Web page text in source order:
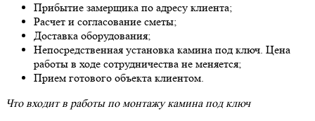
Прибытие замерщика по адресу клиента;
Расчет и согласование сметы;
Доставка оборудования;
Непосредственная установка камина под ключ. Цена
работы в ходе сотрудничества не меняется;
Прием готового объекта клиентом.
Что входит в работы по монтажу камина под ключ